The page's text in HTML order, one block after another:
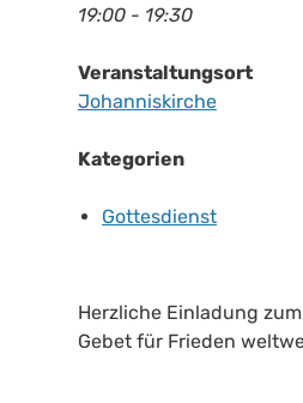
19:00 - 19:30
Veranstaltungsort
Johanniskirche
Kategorien
Gottesdienst
Herzliche Einladung
Gebet für Frieden